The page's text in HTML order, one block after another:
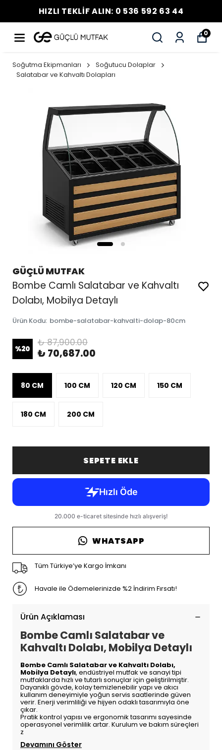
HIZLI TEKLİF ALIN: 0 536 592 63 44
0
Soğutma Ekipmanları
Soğutucu Dolaplar
Salatabar ve Kahvaltı Dolapları
GÜÇLÜ MUTFAK
Bombe Camlı Salatabar ve Kahvaltı
Dolabı, Mobilya Detaylı
Ürün Kodu: bombe-salatabar-kahvalti-dolap-80cm
%20
₺ 87,900.00
₺ 70,687.00
80 CM 100 CM 120 CM 150 CM
180 CM 200 CM
SEPETE EKLE
WHATSAPP
Tüm Türkiye’ye Kargo İmkanı
Havale ile Ödemelerinizde %2 İndirim Fırsatı!
Ürün Açıklaması
Bombe Camlı Salatabar ve
Kahvaltı Dolabı, Mobilya Detaylı
Bombe Camlı Salatabar ve Kahvaltı Dolabı,
Mobilya Detaylı, endüstriyel mutfak ve sanayi tipi
mutfaklarda hızlı ve tutarlı sonuçlar için geliştirilmiştir.
Dayanıklı gövde, kolay temizlenebilir yapı ve akıcı
kullanım deneyimiyle yoğun servis saatlerinde güven
verir. Enerji verimliliği ve hijyen odaklı tasarımıyla öne
çıkar.
Pratik kontrol yapısı ve ergonomik tasarımı sayesinde
operasyonel verimlilik artar. Kurulum ve bakım süreçleri
z
Devamını Göster